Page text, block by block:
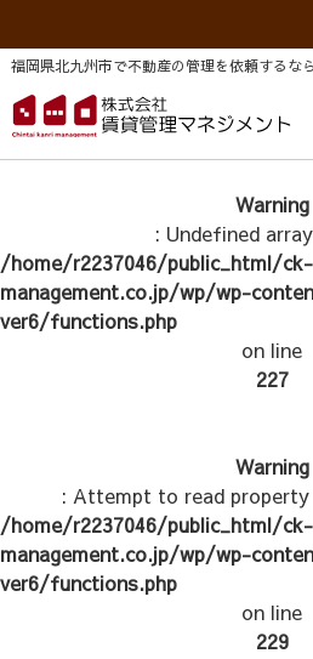
福岡県北九州市で不動産の管理を依頼するな
Warning
: Undefined
/home/r2237046/public_html/ck-
management.co.jp/wp/wp-
ver6/functions.php
on line
227
Warning
: Attempt to read
/home/r2237046/public_html/ck-
management.co.jp/wp/wp-
ver6/functions.php
on line
229